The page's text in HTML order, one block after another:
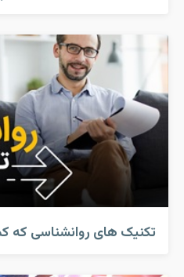
تکنیک های روانشناسی که